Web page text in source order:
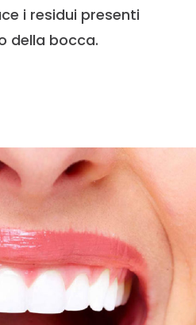
i residui presenti
della bocca.